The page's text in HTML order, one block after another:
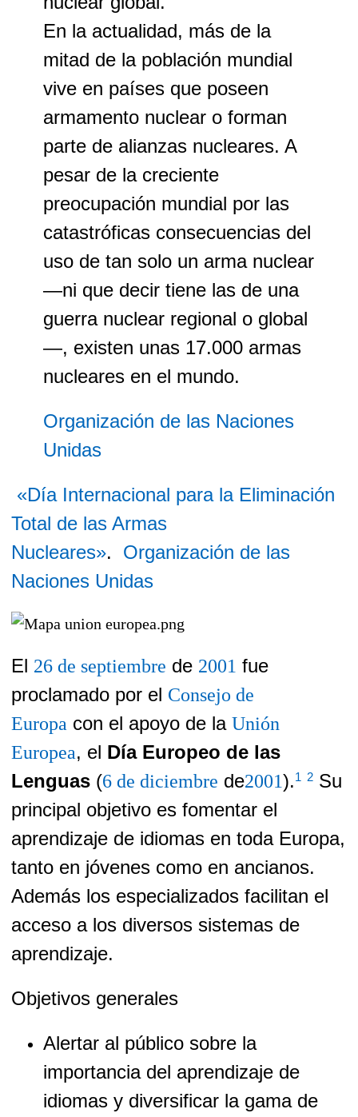
En la actualidad, más de la
mitad de la población mundial
vive en países que poseen
armamento nuclear o forman
parte de alianzas nucleares. A
pesar de la creciente
preocupación mundial por las
catastróficas consecuencias del
uso de tan solo un arma nuclear
—ni que decir tiene las de una
guerra nuclear regional o global
—, existen unas 17.000 armas
nucleares en el mundo.
Organización de las Naciones
Unidas
«Día Internacional para la Eliminación
Total de las Armas
Nucleares».
Organización de las
Naciones Unidas
El 26 de septiembre de 2001 fue
proclamado por el Consejo de
Europa con el apoyo de la Unión
Europea, el Día Europeo de las
Lenguas (6 de diciembre de2001).1 2 Su
principal objetivo es fomentar el
aprendizaje de idiomas en toda Europa,
tanto en jóvenes como en ancianos.
Además los especializados facilitan el
acceso a los diversos sistemas de
aprendizaje.
Objetivos generales
Alertar al público sobre la
importancia del aprendizaje de
idiomas y diversificar la gama de